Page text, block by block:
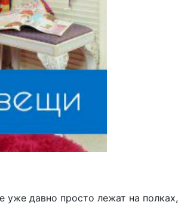
давно просто лежат на полках,